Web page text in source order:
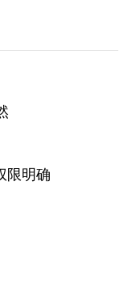
限明确